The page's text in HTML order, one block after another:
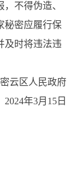
不得伪造、
秘密应履行保
及时将违法违
云区人民政府
2024年3月15日